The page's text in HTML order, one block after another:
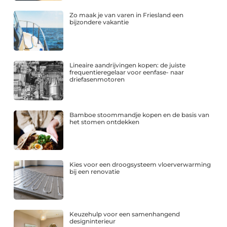
Zo maak je van varen in Friesland een
bijzondere vakantie
Lineaire aandrijvingen kopen: de juiste
frequentieregelaar voor eenfase- naar
driefasenmotoren
Bamboe stoommandje kopen en de basis van
het stomen ontdekken
Kies voor een droogsysteem vloerverwarming
bij een renovatie
Keuzehulp voor een samenhangend
designinterieur